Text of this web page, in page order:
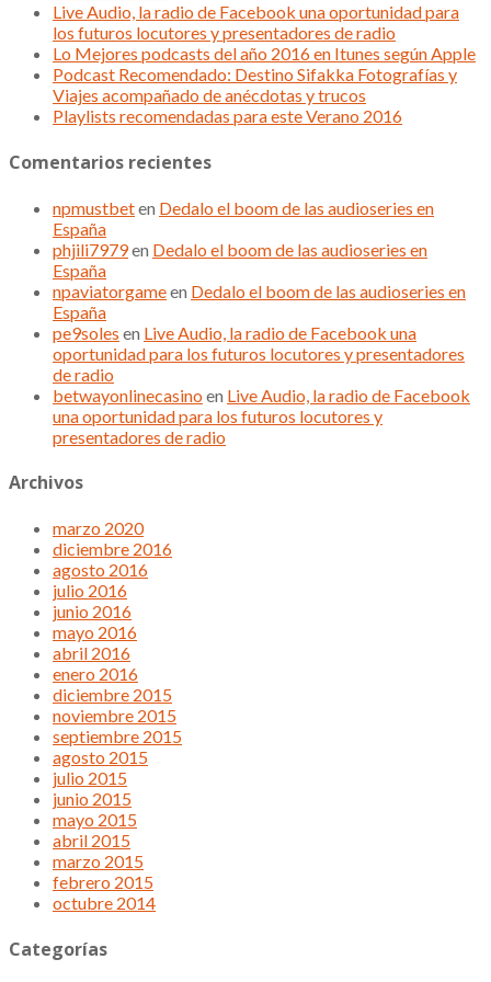
Live Audio, la radio de Facebook una oportunidad para
los futuros locutores y presentadores de radio
Lo Mejores podcasts del año 2016 en Itunes según Apple
Podcast Recomendado: Destino Sifakka Fotografías y
Viajes acompañado de anécdotas y trucos
Playlists recomendadas para este Verano 2016
Comentarios recientes
npmustbeten Dedalo el boom de las audioseries en
España
phjili7979en Dedalo el boom de las audioseries en
España
npaviatorgameen Dedalo el boom de las audioseries en
España
pe9soles en Live Audio, la radio de Facebook una
oportunidad para los futuros locutores y presentadores
de radio
betwayonlinecasino en Live Audio, la radio de Facebook
una oportunidad para los futuros locutores y
presentadores de radio
Archivos
marzo 2020
diciembre 2016
agosto 2016
julio 2016
junio 2016
mayo 2016
abril 2016
enero 2016
diciembre 2015
noviembre 2015
septiembre 2015
agosto 2015
julio 2015
junio 2015
mayo 2015
abril 2015
marzo 2015
febrero 2015
octubre 2014
Categorías